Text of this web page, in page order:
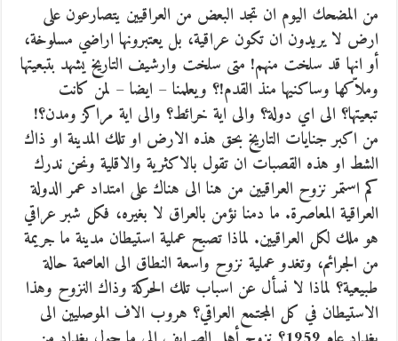
من المضحك اليوم ان تجد البعض من العراقيين يتصارعون على
ارض لا يريدون ان تكون عراقية، بل يعتبرونها اراضي مسلوخة،
أو انها قد سلخت منهم! متى سلخت وارشيف التاريخ يشهد بتبعيتها
وملاّكها وساكنيها منذ القدم!؟ ويعلمنا – ايضا – لمن كانت
تبعيتها؟ الى اي دولة؟ والى اية خرائط؟ والى اية مراكز ومدن؟!
من اكبر جنايات التاريخ بحق هذه الارض او تلك المدينة او ذاك
الشط او هذه القصبات ان تقول بالاكثرية والاقلية ونحن ندرك
كم استمر نزوح العراقيين من هنا الى هناك على امتداد عمر الدولة
العراقية المعاصرة. ما دمنا نؤمن بالعراق لا بغيره، فكل شبر عراقي
هو ملك لكل العراقيين. لماذا تصبح عملية استيطان مدينة ما جريمة
من الجرائم، وتغدو عملية نزوح واسعة النطاق الى العاصمة حالة
طبيعية؟ لماذا لا نسأل عن اسباب تلك الحركة وذاك النزوح وهذا
الاستيطان في كل المجتمع العراقي؟ هروب الاف الموصليين الى